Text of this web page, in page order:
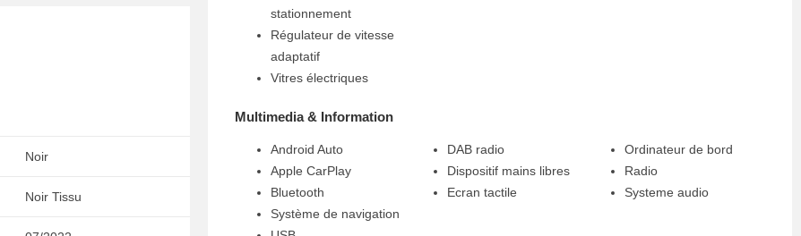
Noir
Noir Tissu
stationnement
Régulateur de vitesse
adaptatif
Vitres électriques
Multimedia & Information
Android Auto
Apple CarPlay
Bluetooth
Système de navigation
DAB radio
Dispositif mains libres
Ecran tactile
Ordinateur de bord
Radio
Systeme audio